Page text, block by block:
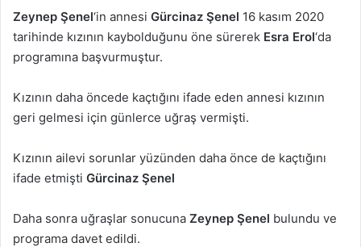
Zeynep Şenel‘in annesi Gürcinaz Şenel 16 kasım 2020
tarihinde kızının kaybolduğunu öne sürerek Esra Erol‘da
programına başvurmuştur.
Kızının daha öncede kaçtığını ifade eden annesi kızının
geri gelmesi için günlerce uğraş vermişti.
Kızının ailevi sorunlar yüzünden daha önce de kaçtığını
ifade etmişti Gürcinaz Şenel
Daha sonra uğraşlar sonucuna Zeynep Şenel bulundu ve
programa davet edildi.